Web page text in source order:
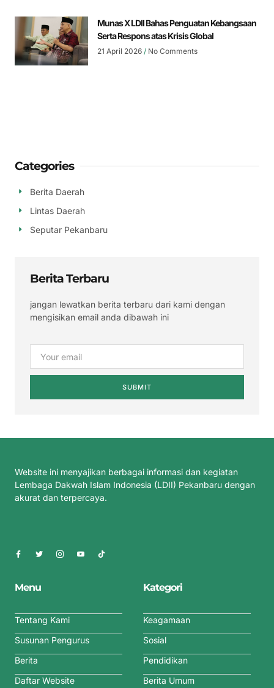
Munas X LDII Bahas Penguatan Kebangsaan
Serta Respons atas Krisis Global
21 April 2026 No Comments
Categories
Berita Daerah
Lintas Daerah
Seputar Pekanbaru
Berita Terbaru
jangan lewatkan berita terbaru dari kami dengan
mengisikan email anda dibawah ini
SUBMIT
Website ini menyajikan berbagai informasi dan kegiatan
Lembaga Dakwah Islam Indonesia (LDII) Pekanbaru dengan
akurat dan terpercaya.
Menu
Tentang Kami
Susunan Pengurus
Berita
Daftar Website
Kategori
Keagamaan
Sosial
Pendidikan
Berita Umum